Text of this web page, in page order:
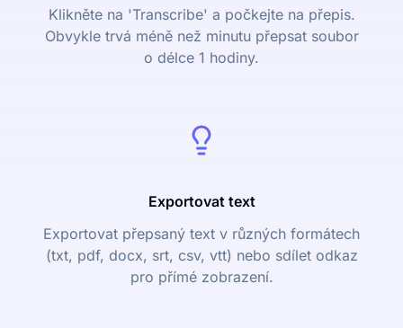
Klikněte na 'Transcribe' a počkejte na přepis.
Obvykle trvá méně než minutu přepsat soubor
o délce 1 hodiny.
Exportovat text
Exportovat přepsaný text v různých formátech
(txt, pdf, docx, srt, csv, vtt) nebo sdílet odkaz
pro přímé zobrazení.